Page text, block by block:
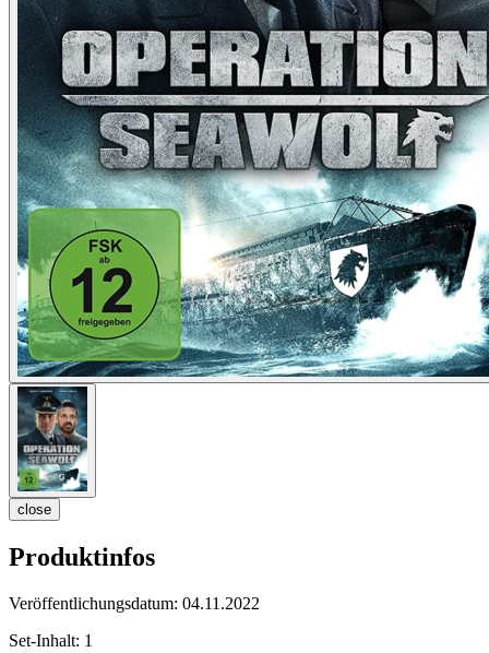
close
Produktinfos
Veröffentlichungsdatum: 04.11.2022
Set-Inhalt: 1